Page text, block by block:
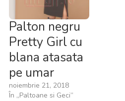
Palton negru
Pretty Girl cu
blana atasata
pe umar
noiembrie 21, 2018
În „Paltoane si Geci”